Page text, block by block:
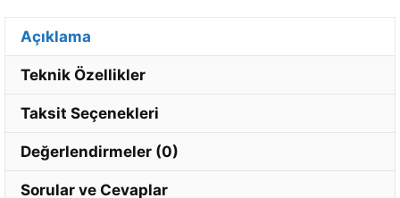
Açıklama
Teknik Özellikler
Taksit Seçenekleri
Değerlendirmeler (0)
Sorular ve Cevaplar